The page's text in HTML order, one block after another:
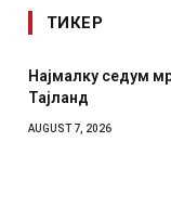
ТИКЕР
училиште во